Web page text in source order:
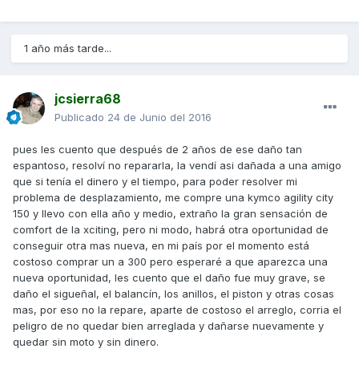
1 año más tarde...
jcsierra68
Publicado 24 de Junio del 2016
pues les cuento que después de 2 años de ese daño tan
espantoso, resolví no repararla, la vendí asi dañada a una amigo
que si tenía el dinero y el tiempo, para poder resolver mi
problema de desplazamiento, me compre una kymco agility city
150 y llevo con ella año y medio, extraño la gran sensación de
comfort de la xciting, pero ni modo, habrá otra oportunidad de
conseguir otra mas nueva, en mi país por el momento está
costoso comprar un a 300 pero esperaré a que aparezca una
nueva oportunidad, les cuento que el daño fue muy grave, se
daño el sigueñal, el balancín, los anillos, el piston y otras cosas
mas, por eso no la repare, aparte de costoso el arreglo, corria el
peligro de no quedar bien arreglada y dañarse nuevamente y
quedar sin moto y sin dinero.